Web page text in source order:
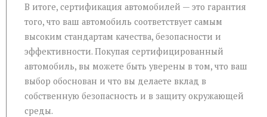
В итоге, сертификация автомобилей — это гарантия
того, что ваш автомобиль соответствует самым
высоким стандартам качества, безопасности и
эффективности. Покупая сертифицированный
автомобиль, вы можете быть уверены в том, что ваш
выбор обоснован и что вы делаете вклад в
собственную безопасность и в защиту окружающей
среды.